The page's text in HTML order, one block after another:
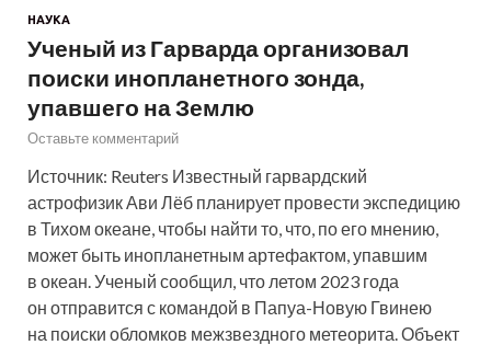
НАУКА
Ученый из Гарварда организовал
поиски инопланетного зонда,
упавшего на Землю
Оставьте комментарий
Источник: Reuters Известный гарвардский
астрофизик Ави Лёб планирует провести экспедицию
в Тихом океане, чтобы найти то, что, по его мнению,
может быть инопланетным артефактом, упавшим
в океан. Ученый сообщил, что летом 2023 года
он отправится с командой в Папуа-Новую Гвинею
на поиски обломков межзвездного метеорита. Объект